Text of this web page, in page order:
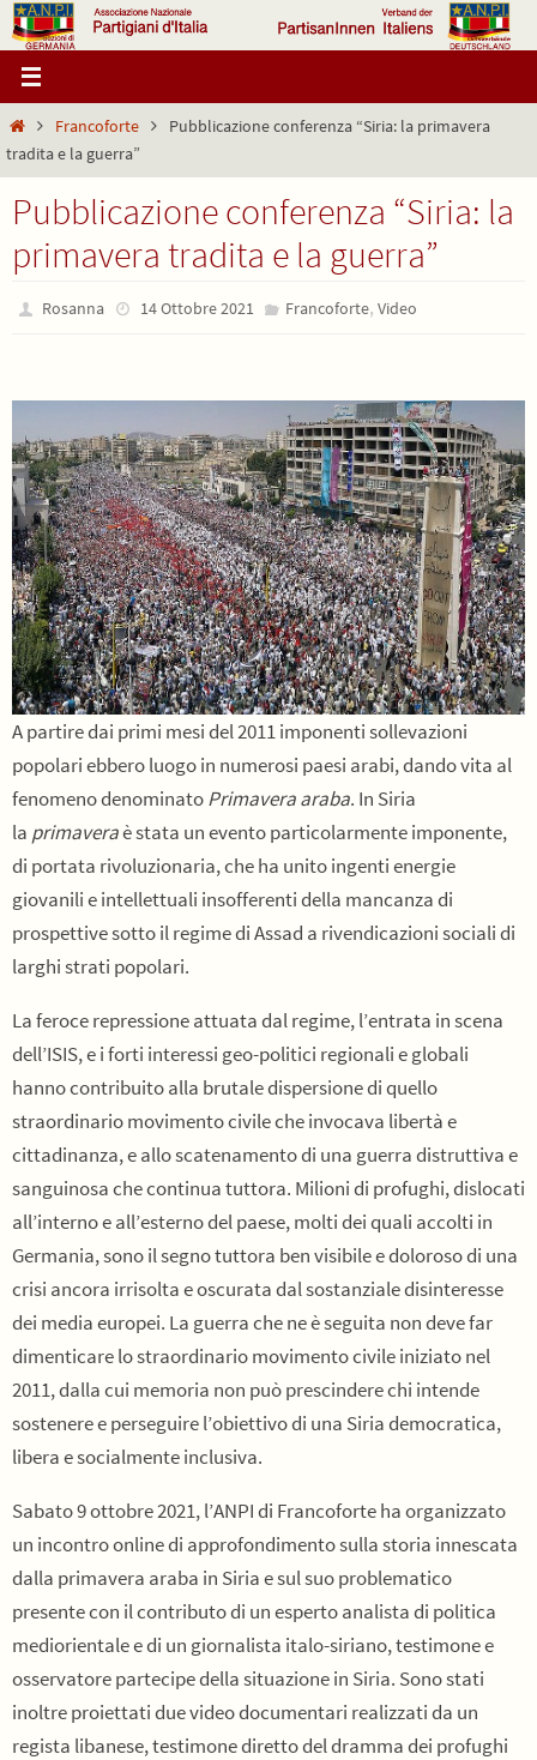
Salta
al
contenuto
HomeFrancoforte
Pubblicazione conferenza “Siria: la primavera
tradita e la guerra”
Pubblicazione conferenza “Siria: la
primavera tradita e la guerra”
Rosanna 14 Ottobre 2021 Francoforte, Video
A partire dai primi mesi del 2011 imponenti sollevazioni
popolari ebbero luogo in numerosi paesi arabi, dando vita al
fenomeno denominatoPrimavera araba. In Siria
la primaveraè stata un evento particolarmente imponente,
di portata rivoluzionaria, che ha unito ingenti energie
giovanili e intellettuali insofferenti della mancanza di
prospettive sotto il regime di Assad a rivendicazioni sociali di
larghi strati popolari.
La feroce repressione attuata dal regime, l’entrata in scena
dell’ISIS, e i forti interessi geo-politici regionali e globali
hanno contribuito alla brutale dispersione di quello
straordinario movimento civile che invocava libertà e
cittadinanza, e allo scatenamento di una guerra distruttiva e
sanguinosa che continua tuttora. Milioni di profughi, dislocati
all’interno e all’esterno del paese, molti dei quali accolti in
Germania, sono il segno tuttora ben visibile e doloroso di una
crisi ancora irrisolta e oscurata dal sostanziale disinteresse
dei media europei. La guerra che ne è seguita non deve far
dimenticare lo straordinario movimento civile iniziato nel
2011, dalla cui memoria non può prescindere chi intende
sostenere e perseguire l’obiettivo di una Siria democratica,
libera e socialmente inclusiva.
Sabato 9 ottobre 2021, l’ANPI di Francoforte ha organizzato
un incontro online di approfondimento sulla storia innescata
dalla primavera araba in Siria e sul suo problematico
presente con il contributo di un esperto analista di politica
mediorientale e di un giornalista italo-siriano, testimone e
osservatore partecipe della situazione in Siria. Sono stati
inoltre proiettati due video documentari realizzati da un
regista libanese, testimone diretto del dramma dei profughi